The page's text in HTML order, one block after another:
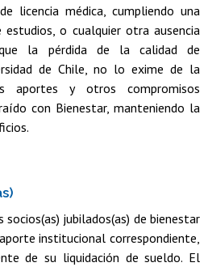
licencia médica, cumpliendo una
o cualquier otra ausencia
la pérdida de la calidad de
de Chile, no lo exime de la
aportes y otros compromisos
con Bienestar, manteniendo la
jubilados(as) de bienestar
institucional correspondiente,
de su liquidación de sueldo. El